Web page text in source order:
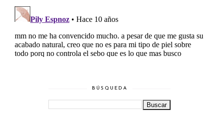
BÚSQUEDA